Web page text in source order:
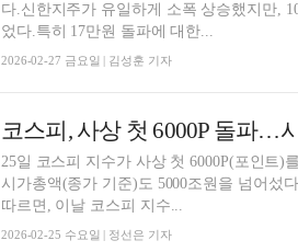
다.신한지주가 유일하게 소폭 상승했지만,
었다.특히 17만원 돌파에 대한...
2026-02-27 금요일 | 김성훈 기자
코스피, 사상 첫 6000P 돌파…
25일 코스피 지수가 사상 첫 6000P(포인트
시가총액(종가 기준)도 5000조원을 넘어섰
따르면, 이날 코스피 지수...
2026-02-25 수요일 | 정선은 기자